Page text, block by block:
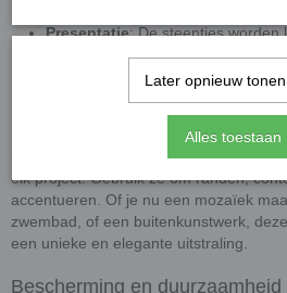
Presentatie: De steentjes worden
zitten ongeveer 150 steentjes.
Levendige en kleurrijke
De klassieke glas mozaïeksteentjes
kleuren en glanzende afwerking een
elk project. Gebruik ze om randen,
accentueren. Of je nu een mozaïek
zwembad, of een buitenkunstwerk,
een unieke en elegante uitstraling.
Bescherming en duurzaamheid
Later opnieuw tonen
Alles toestaan